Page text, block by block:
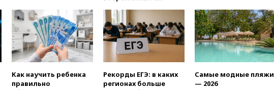
вчера, 21:58Генпрокуратура
признала нежелательным в
РФ американский Human
Rights Foundation
вчера, 21:35«Аэрофлот»
отменяет часть рейсов в Сочи
и Геленджик
Как научить ребенка
правильно
Рекорды ЕГЭ: в каких
регионах больше
Самые модные пляжи
— 2026